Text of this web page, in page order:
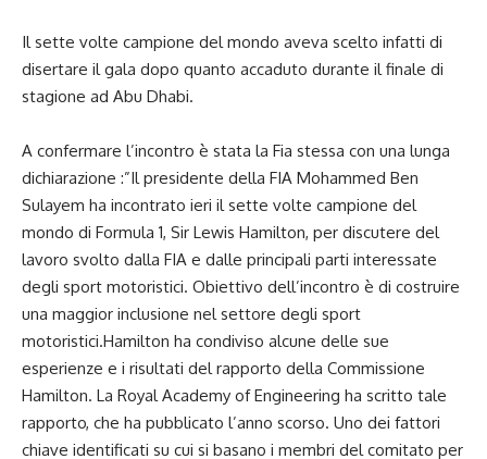
Il sette volte campione del mondo aveva scelto infatti di
disertare il gala dopo quanto accaduto durante il finale di
stagione ad Abu Dhabi.
A confermare l’incontro è stata la Fia stessa con una lunga
dichiarazione :”Il presidente della FIA Mohammed Ben
Sulayem ha incontrato ieri il sette volte campione del
mondo di Formula 1, Sir Lewis Hamilton, per discutere del
lavoro svolto dalla FIA e dalle principali parti interessate
degli sport motoristici. Obiettivo dell’incontro è di costruire
una maggior inclusione nel settore degli sport
motoristici.Hamilton ha condiviso alcune delle sue
esperienze e i risultati del rapporto della Commissione
Hamilton. La Royal Academy of Engineering ha scritto tale
rapporto, che ha pubblicato l’anno scorso. Uno dei fattori
chiave identificati su cui si basano i membri del comitato per